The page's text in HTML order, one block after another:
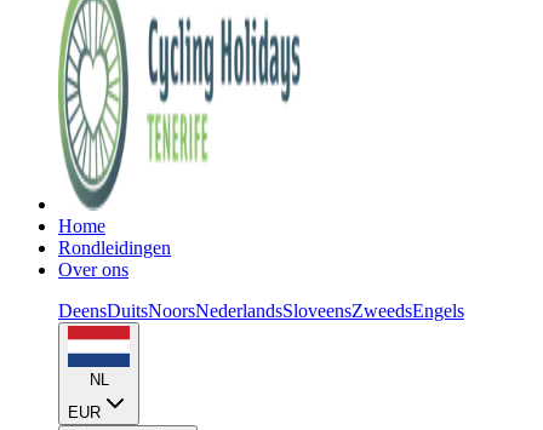
Home
Rondleidingen
Over ons
DeensDuitsNoorsNederlandsSloveensZweedsEngels
NL
EUR